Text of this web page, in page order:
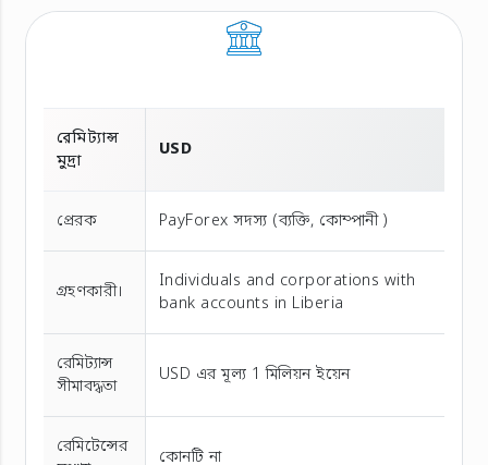
রেমিট্যান্স
মুদ্রা
USD
প্রেরক PayForex সদস্য (ব্যক্তি, কোম্পানী )
গ্রহণকারী।
Individuals and corporations with
bank accounts in Liberia
রেমিট্যান্স
সীমাবদ্ধতা
USD এর মূল্য 1 মিলিয়ন ইয়েন
রেমিটেন্সের
কোনটি না